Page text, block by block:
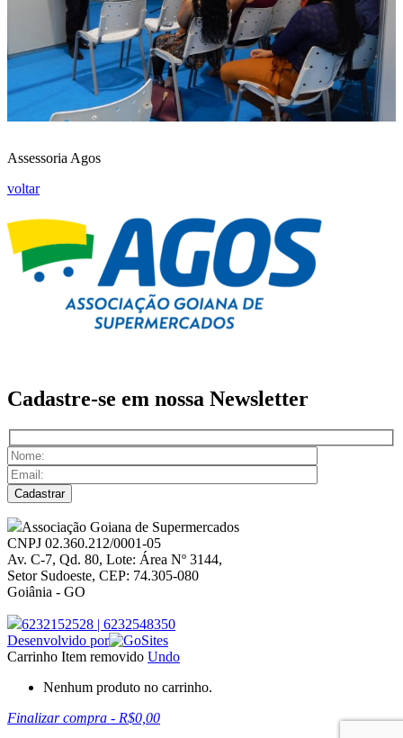
Assessoria Agos
voltar
Cadastre-se em nossa Newsletter
Associação Goiana de Supermercados
CNPJ 02.360.212/0001-05
Av. C-7, Qd. 80, Lote: Área Nº 3144,
Setor Sudoeste, CEP: 74.305-080
Goiânia - GO
6232152528 | 6232548350
Desenvolvido por
Carrinho Item removido Undo
Nenhum produto no carrinho.
Finalizar compra - R$0,00